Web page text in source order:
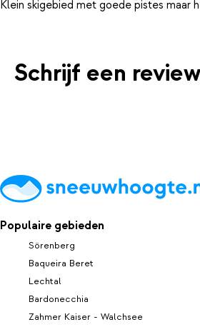
Schrijf een
Populaire gebieden
Sörenberg
Baqueira Beret
Lechtal
Bardonecchia
Zahmer Kaiser - Walchsee